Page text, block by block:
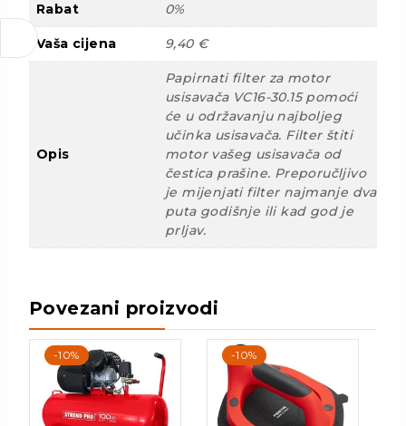
Rabat 0%
Vaša cijena 9,40 €
Opis
Papirnati filter za motor
usisavača VC16-30.15 pomoći
će u održavanju najboljeg
učinka usisavača. Filter štiti
motor vašeg usisavača od
čestica prašine. Preporučljivo
je mijenjati filter najmanje dva
puta godišnje ili kad god je
prljav.
Povezani proizvodi
-10% -10%